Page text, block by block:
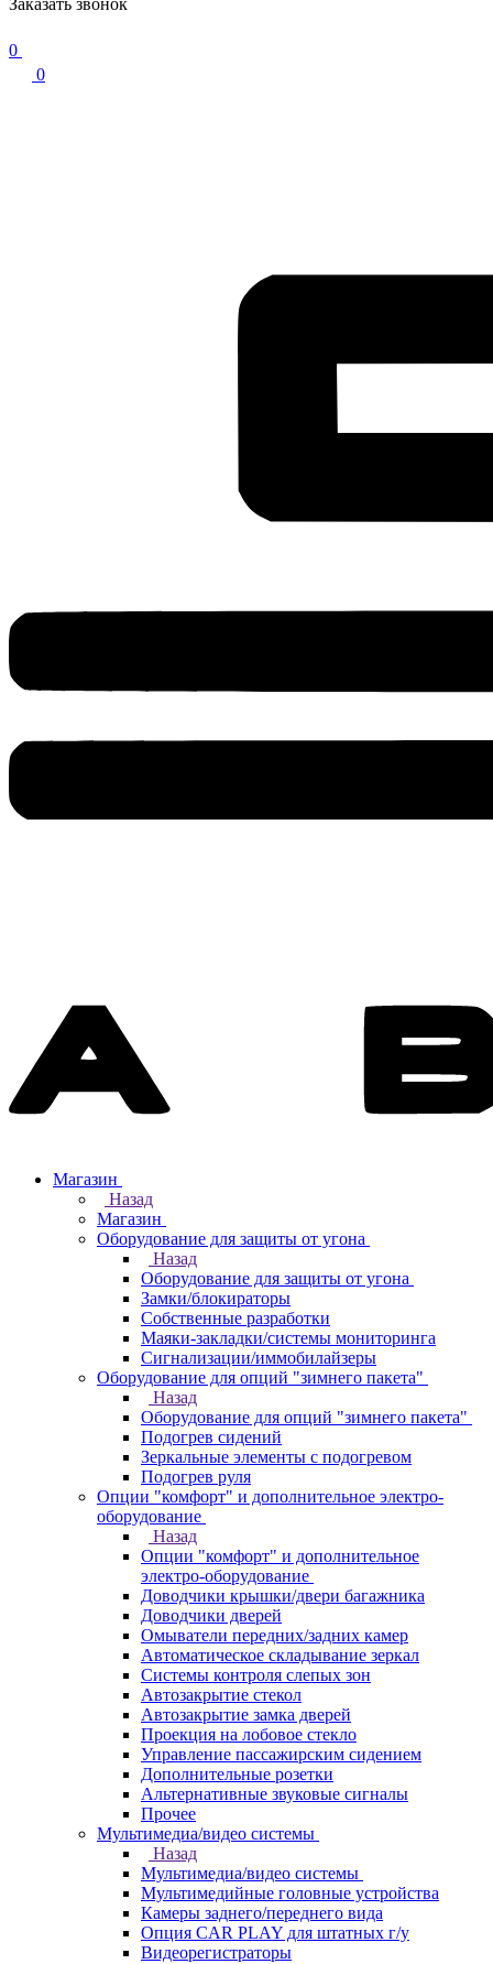
Заказать звонок
0
0
Магазин
Назад
Магазин
Оборудование для защиты от угона
Назад
Оборудование для защиты от угона
Замки/блокираторы
Собственные разработки
Маяки-закладки/системы мониторинга
Сигнализации/иммобилайзеры
Оборудование для опций "зимнего пакета"
Назад
Оборудование для опций "зимнего пакета"
Подогрев сидений
Зеркальные элементы с подогревом
Подогрев руля
Опции "комфорт" и дополнительное электро-
оборудование
Назад
Опции "комфорт" и дополнительное
электро-оборудование
Доводчики крышки/двери багажника
Доводчики дверей
Омыватели передних/задних камер
Автоматическое складывание зеркал
Системы контроля слепых зон
Автозакрытие стекол
Автозакрытие замка дверей
Проекция на лобовое стекло
Управление пассажирским сидением
Дополнительные розетки
Альтернативные звуковые сигналы
Прочее
Мультимедиа/видео системы
Назад
Мультимедиа/видео системы
Мультимедийные головные устройства
Камеры заднего/переднего вида
Опция CAR PLAY для штатных г/у
Видеорегистраторы